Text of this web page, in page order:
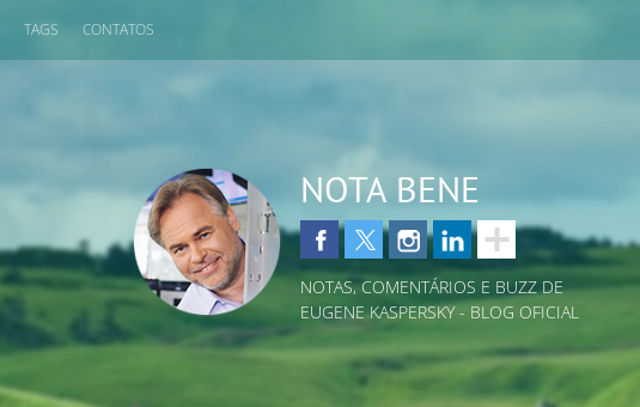
TAGS CONTATOS
NOTA BENE
NOTAS, COMENTÁRIOS E BUZZ DE
EUGENE KASPERSKY - BLOG OFICIAL